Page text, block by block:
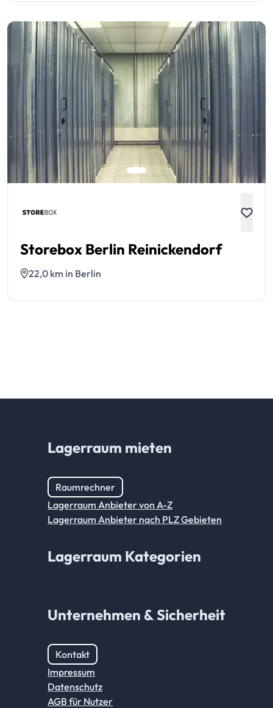
Storebox Berlin Reinickendorf
22,0 km in Berlin
Lagerraum mieten
Raumrechner
Lagerraum Anbieter von A-Z
Lagerraum Anbieter nach PLZ Gebieten
Lagerraum Kategorien
Unternehmen & Sicherheit
Kontakt
Impressum
Datenschutz
AGB für Nutzer